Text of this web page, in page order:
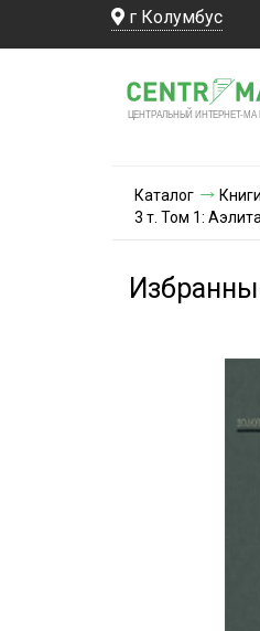
г Колумбус
ЦЕНТРАЛЬНЫЙ ИНТЕРНЕТ-МА
Каталог Книги
3 т. Том 1: